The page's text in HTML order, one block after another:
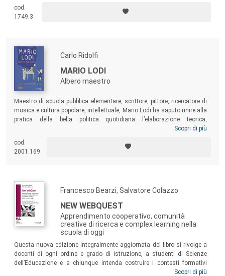
operano a vario titolo nella Scuola Primaria: dirigenti scolastici,
insegnanti, formatori, futuri docenti attualmente in formazione,
cod.
1749.3
Carlo Ridolfi
MARIO LODI
Albero maestro
Maestro di scuola pubblica elementare, scrittore, pittore, ricercatore di
musica e cultura popolare, intellettuale, Mario Lodi ha saputo unire alla
pratica della bella politica quotidiana l’elaborazione teorica,
pedagogica e didattica. A cento anni dalla sua nascita, l’associazione
accade @
, creata nel 2011 su suo impulso, ha chiesto a donne e
uomini che hanno a cuore l’educazione e la scuola di riflettere
Scopri di più
cod.
2001.169
Francesco Bearzi, Salvatore Colazzo
NEW WEBQUEST
Apprendimento cooperativo, comunità
creative di ricerca e complex learning nella
scuola di oggi
Questa nuova edizione integralmente aggiornata del libro si rivolge a
docenti di ogni ordine e grado di istruzione, a studenti di Scienze
dell’Educazione e a chiunque intenda costruire i contesti formativi
come comunità creative di ricerca, nell’autentico spirito
Scopri di più